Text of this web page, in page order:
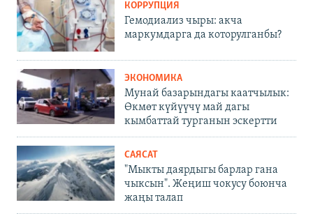
КОРРУПЦИЯ
Гемодиализ чыры: акча
маркумдарга да которулганбы?
ЭКОНОМИКА
Мунай базарындагы каатчылык:
Өкмөт күйүүчү май дагы
кымбаттай турганын эскертти
САЯСАТ
"Мыкты даярдыгы барлар гана
чыксын". Жеңиш чокусу боюнча
жаңы талап